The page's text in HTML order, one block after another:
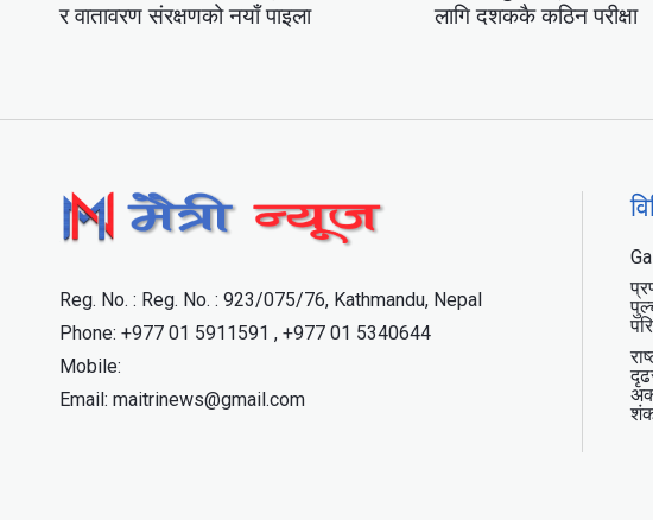
र वातावरण संरक्षणको नयाँ पाइला
लागि दशककै कठिन परीक्षा
Reg. No. : Reg. No. : 923/075/76, Kathmandu, Nepal
Phone: +977 01 5911591 , +977 01 5340644
Mobile:
Email: maitrinews@gmail.com